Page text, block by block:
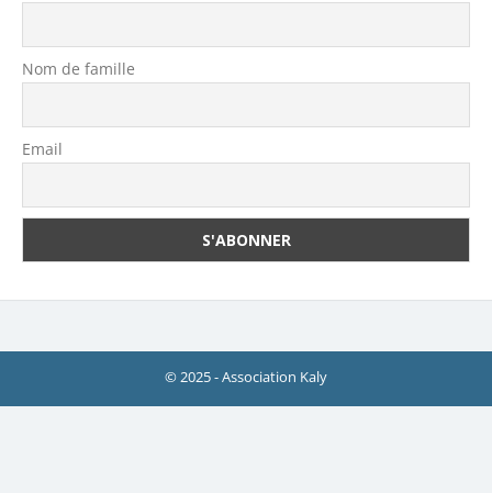
Nom de famille
Email
© 2025 - Association Kaly